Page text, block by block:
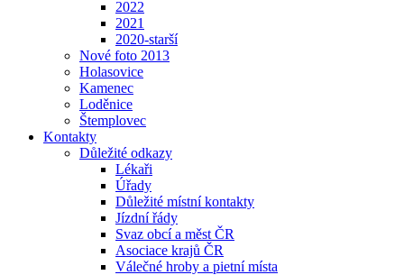
2022
2021
2020-starší
Nové foto 2013
Holasovice
Kamenec
Loděnice
Štemplovec
Kontakty
Důležité odkazy
Lékaři
Úřady
Důležité místní kontakty
Jízdní řády
Svaz obcí a měst ČR
Asociace krajů ČR
Válečné hroby a pietní místa